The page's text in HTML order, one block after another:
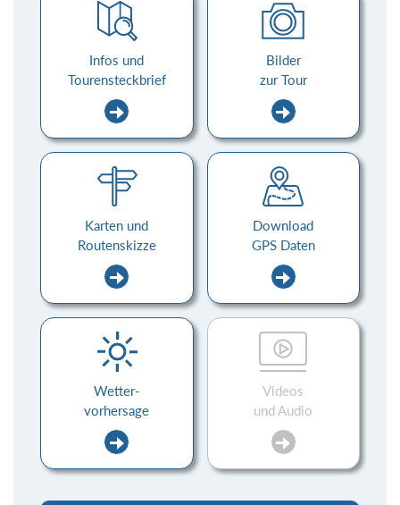
Infos und
Tourensteckbrief
Bilder
zur Tour
Karten und
Routenskizze
Download
GPS Daten
Wetter-
vorhersage
Videos
und Audio